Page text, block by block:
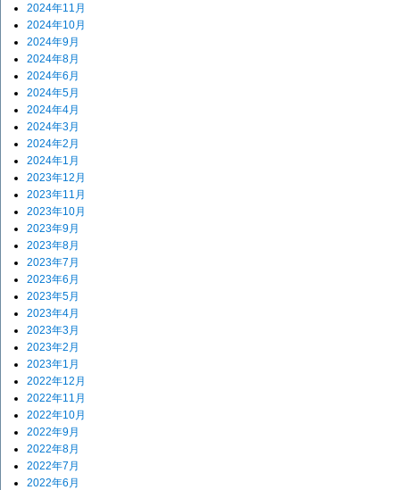
2024年11月
2024年10月
2024年9月
2024年8月
2024年6月
2024年5月
2024年4月
2024年3月
2024年2月
2024年1月
2023年12月
2023年11月
2023年10月
2023年9月
2023年8月
2023年7月
2023年6月
2023年5月
2023年4月
2023年3月
2023年2月
2023年1月
2022年12月
2022年11月
2022年10月
2022年9月
2022年8月
2022年7月
2022年6月